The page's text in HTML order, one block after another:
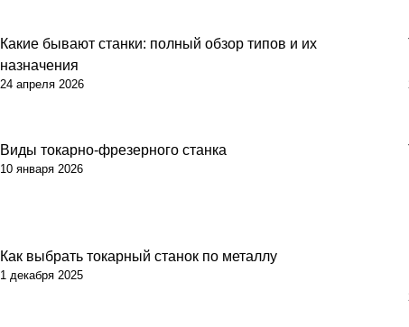
Советы
Какие бывают станки: полный обзор типов и их
назначения
24 апреля 2026
Советы
Виды токарно-фрезерного станка
10 января 2026
Советы
Как выбрать токарный станок по металлу
1 декабря 2025